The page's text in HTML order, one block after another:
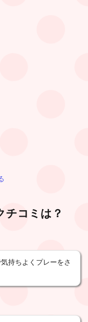
チコミは？
持ちよくプレーをさ